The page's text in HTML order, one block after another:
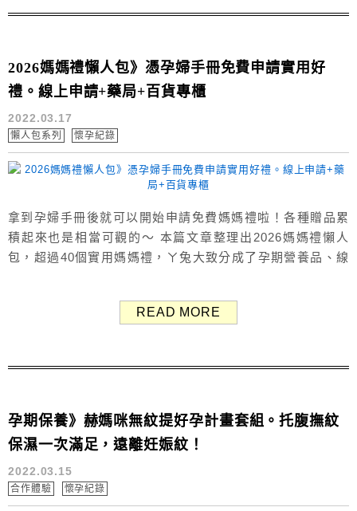
2026媽媽禮懶人包》憑孕婦手冊免費申請實用好
禮。線上申請+藥局+百貨專櫃
2022.03.17
懶人包系列 懷孕紀錄
拿到孕婦手冊後就可以開始申請免費媽媽禮啦！各種贈品累
積起來也是相當可觀的～ 本篇文章整理出2026媽媽禮懶人
包，超過40個實用媽媽禮，ㄚ兔大致分成了孕期營養品、線
為各位準爸媽節省不少時間。 其中藥局的媽媽禮變化最大，
READ MORE
孕期保養》赫媽咪無紋提好孕計畫套組。托腹撫紋
保濕一次滿足，遠離妊娠紋！
2022.03.15
合作體驗 懷孕紀錄